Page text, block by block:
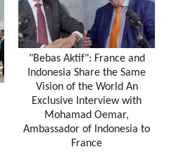
"Bebas Aktif": France and
Indonesia Share the Same
Vision of the World An
Exclusive Interview with
Mohamad Oemar,
Ambassador of Indonesia to
France